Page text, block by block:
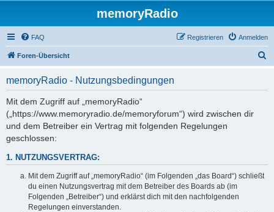
memoryRadio
FAQ Anmelden
Registrieren
Foren-Übersicht
memoryRadio - Nutzungsbedingungen
Mit dem Zugriff auf „memoryRadio“
(„https://www.memoryradio.de/memoryforum“) wird zwischen dir
und dem Betreiber ein Vertrag mit folgenden Regelungen
geschlossen:
1. NUTZUNGSVERTRAG:
Mit dem Zugriff auf „memoryRadio“ (im Folgenden „das Board“) schließt
du einen Nutzungsvertrag mit dem Betreiber des Boards ab (im
Folgenden „Betreiber“) und erklärst dich mit den nachfolgenden
Regelungen einverstanden.